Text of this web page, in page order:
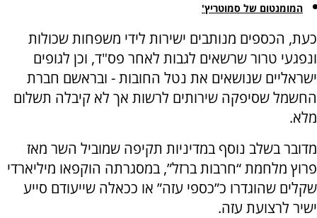
המומנטום של סמוטריץ'
כעת, הכספים מנותבים ישירות לידי משפחות שכולות
ונפגעי טרור שרשאים לגבות לאחר פס"ד, וכן לגופים
ישראליים שנושאים את נטל החובות - ובראשם חברת
החשמל שסיפקה שירותים לרשות אך לא קיבלה תשלום
מלא.
מדובר בשלב נוסף במדיניות תקיפה שמוביל השר מאז
פרוץ מלחמת “חרבות ברזל”, במסגרתה הוקפאו מיליארדי
שקלים שהוגדרו כ”כספי עזה” או ככאלה שייעודם סייע
ישיר לרצועת עזה.